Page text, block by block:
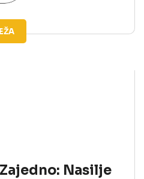
Nasilje